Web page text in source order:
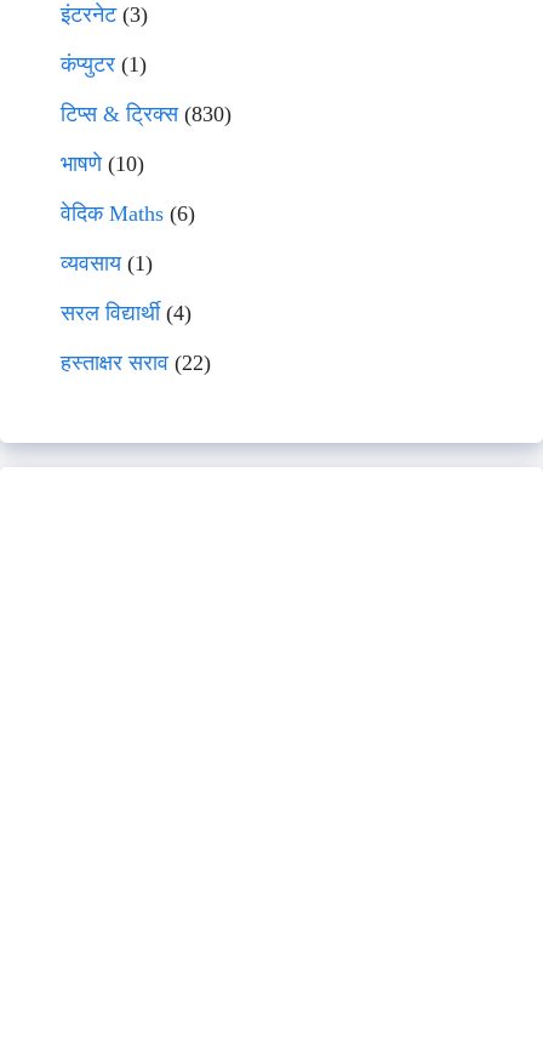
इंटरनेट(3)
कंप्युटर (1)
टिप्स & ट्रिक्स(830)
भाषणे(10)
वेदिक Maths (6)
व्यवसाय(1)
सरल विद्यार्थी(4)
हस्ताक्षर सराव (22)